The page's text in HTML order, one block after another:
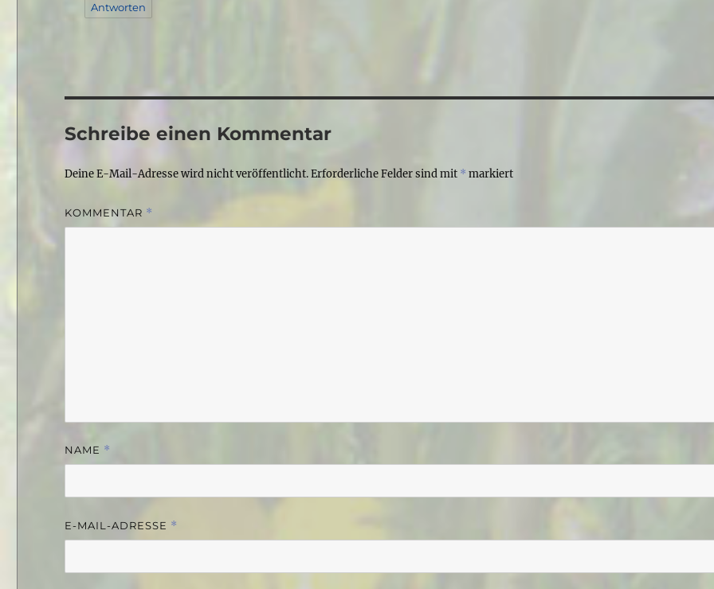
Antworten
Schreibe einen Kommentar
Deine E-Mail-Adresse wird nicht veröffentlicht.Erforderliche Felder sind mit * markiert
KOMMENTAR *
NAME *
E-MAIL-ADRESSE *